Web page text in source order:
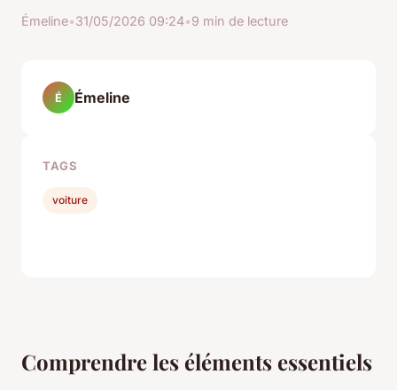
Émeline•31/05/2026 09:24•9 min de lecture
Comprendre les éléments essentiels
É Émeline
TAGS
voiture